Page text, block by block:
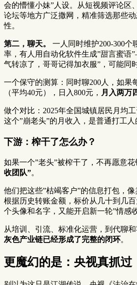
会的懵懂小妹”人设。从短视频评论区
论坛等地方广泛撒网，精准筛选那些
性。
第二，聊天。
一人同时维护200-300个
率，有人用自动化软件生成”甜言蜜
气转凉了，哥哥记得加衣服”，可能同
一个保守的测算：同时聊200人，如果
（平均40元），日入800元， 月入两万
做个对比：2025年全国城镇居民月均工
这个”崩老头”的月收入，是普通打工人
下游：榨干了怎么办？
如果一个”老头”被榨干了，不再愿意
收团队”。
他们把这些”枯竭客户”的信息打包，像
根据历史转账金额，标价从几十到几
个头像和名字，又能开启新一轮”情感收
从培训、引流、标准化运营，到代聊
灰色产业链已经形成了完整的闭环。
更魔幻的是：央视真抓过